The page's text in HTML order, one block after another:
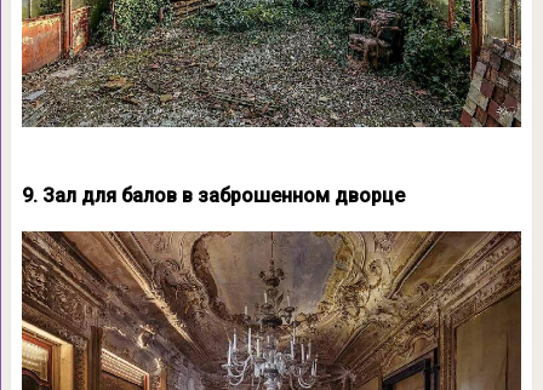
9. Зал для балов в заброшенном дворце